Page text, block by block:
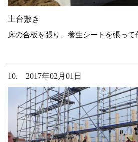
土台敷き
床の合板を張り、養生シートを張って
10. 2017年02月01日